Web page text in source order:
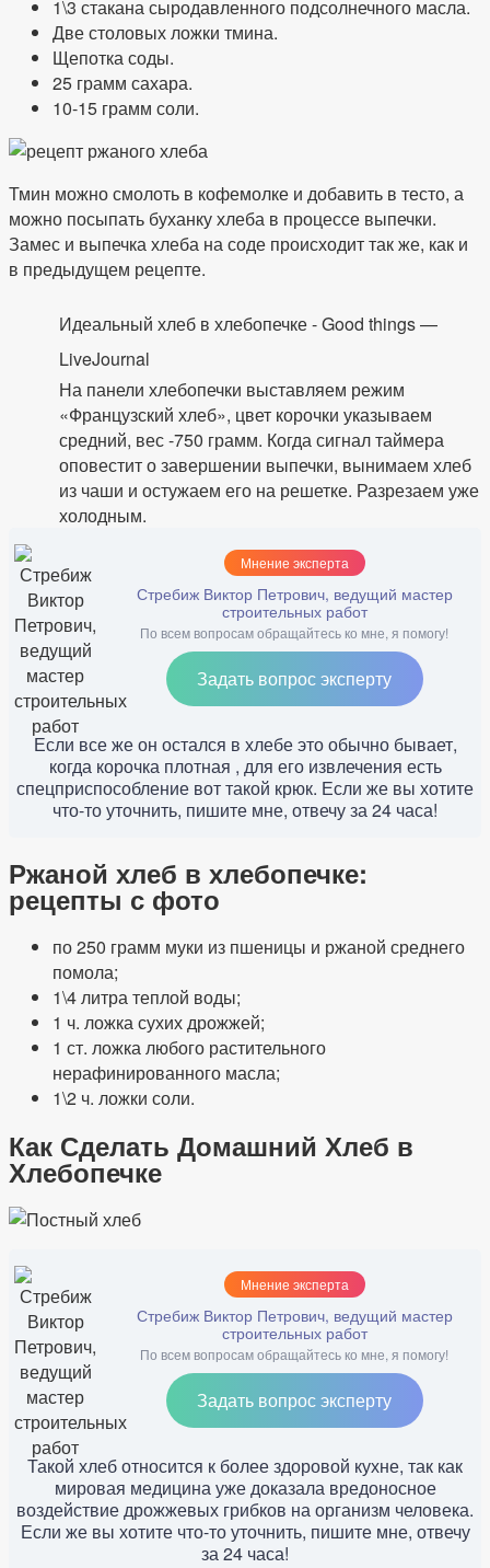
1\3 стакана сыродавленного подсолнечного масла.
Две столовых ложки тмина.
Щепотка соды.
25 грамм сахара.
10-15 грамм соли.
Тмин можно смолоть в кофемолке и добавить в тесто, а
можно посыпать буханку хлеба в процессе выпечки.
Замес и выпечка хлеба на соде происходит так же, как и
в предыдущем рецепте.
Идеальный хлеб в хлебопечке - Good things —
LiveJournal
На панели хлебопечки выставляем режим
«Французский хлеб», цвет корочки указываем
средний, вес -750 грамм. Когда сигнал таймера
оповестит о завершении выпечки, вынимаем хлеб
из чаши и остужаем его на решетке. Разрезаем уже
холодным.
Мнение эксперта
Стребиж Виктор Петрович, ведущий мастер
строительных работ
По всем вопросам обращайтесь ко мне, я помогу!
Задать вопрос эксперту
Если все же он остался в хлебе это обычно бывает,
когда корочка плотная , для его извлечения есть
спецприспособление вот такой крюк. Если же вы хотите
что-то уточнить, пишите мне, отвечу за 24 часа!
Ржаной хлеб в хлебопечке:
рецепты с фото
по 250 грамм муки из пшеницы и ржаной среднего
помола;
1\4 литра теплой воды;
1 ч. ложка сухих дрожжей;
1 ст. ложка любого растительного
нерафинированного масла;
1\2 ч. ложки соли.
Как Сделать Домашний Хлеб в
Хлебопечке
Мнение эксперта
Стребиж Виктор Петрович, ведущий мастер
строительных работ
По всем вопросам обращайтесь ко мне, я помогу!
Задать вопрос эксперту
Такой хлеб относится к более здоровой кухне, так как
мировая медицина уже доказала вредоносное
воздействие дрожжевых грибков на организм человека.
Если же вы хотите что-то уточнить, пишите мне, отвечу
за 24 часа!